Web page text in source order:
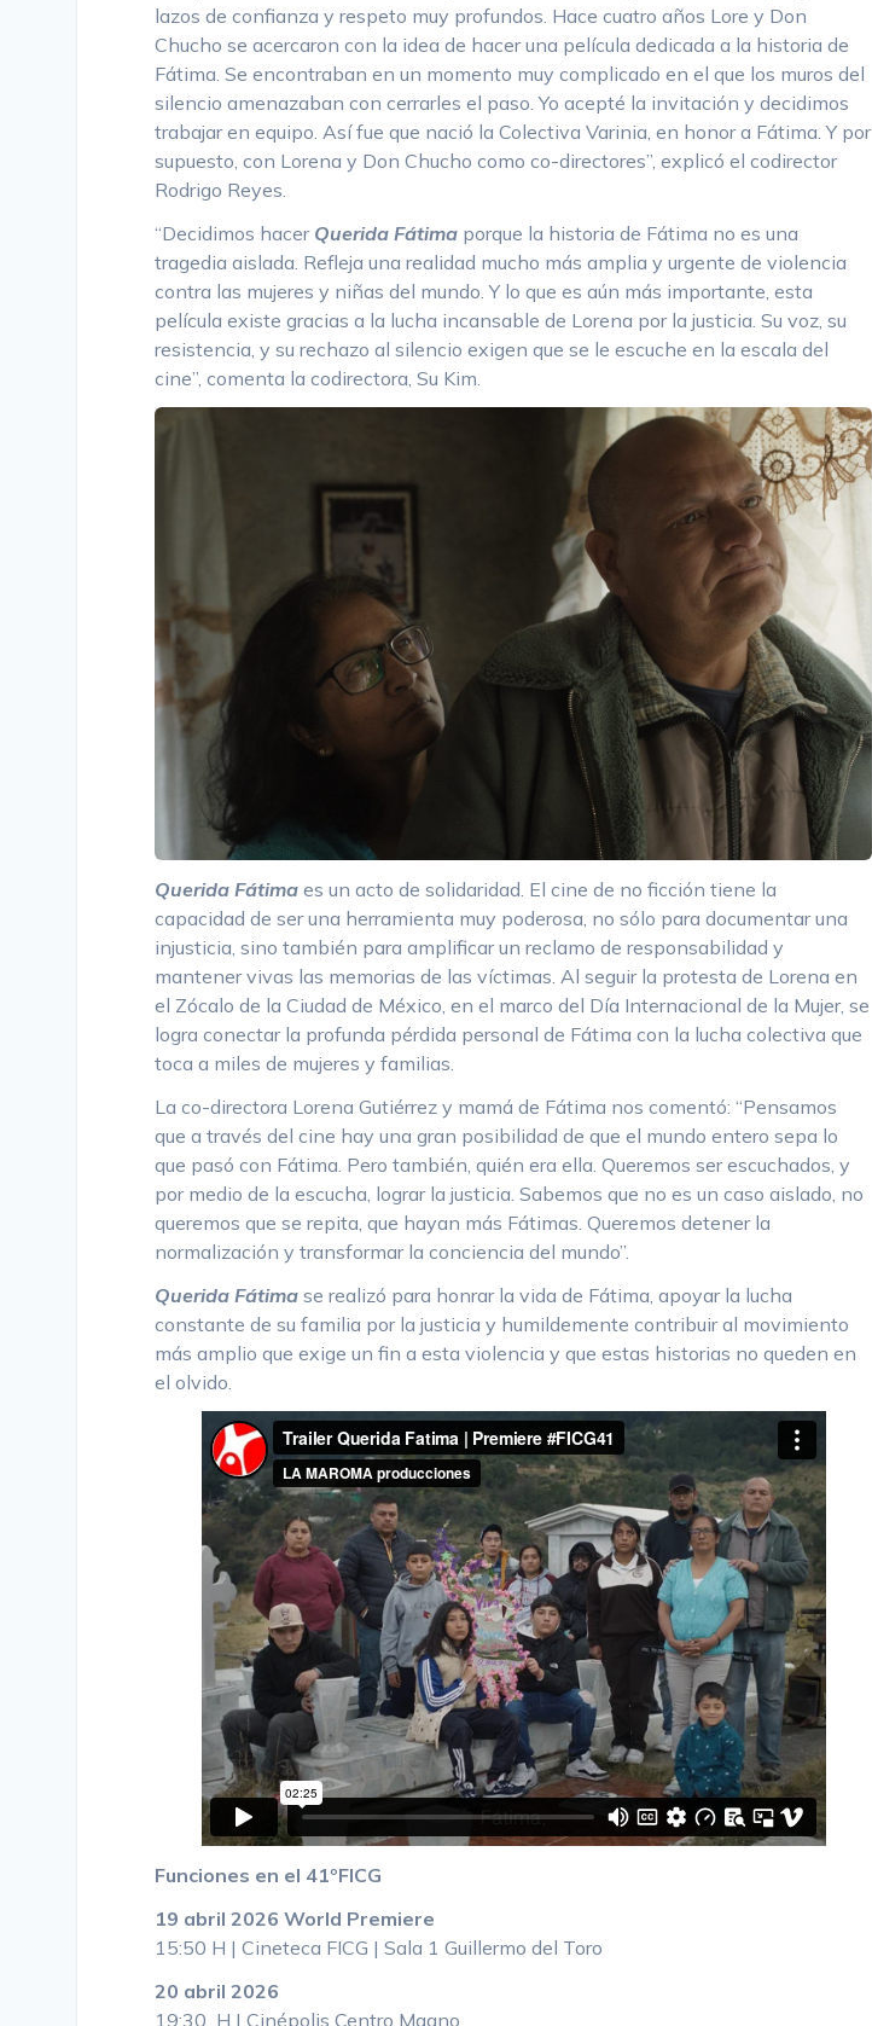
lazos de confianza y respeto muy profundos. Hace cuatro años Lore y Don
Chucho se acercaron con la idea de hacer una película dedicada a la historia de
Fátima. Se encontraban en un momento muy complicado en el que los muros del
silencio amenazaban con cerrarles el paso. Yo acepté la invitación y decidimos
trabajar en equipo. Así fue que nació la Colectiva Varinia, en honor a Fátima. Y por
supuesto, con Lorena y Don Chucho como co-directores”, explicó el codirector
Rodrigo Reyes.
“Decidimos hacer Querida Fátima porque la historia de Fátima no es una
tragedia aislada. Refleja una realidad mucho más amplia y urgente de violencia
contra las mujeres y niñas del mundo. Y lo que es aún más importante, esta
película existe gracias a la lucha incansable de Lorena por la justicia. Su voz, su
resistencia, y su rechazo al silencio exigen que se le escuche en la escala del
cine”, comenta la codirectora, Su Kim.
Querida Fátima es un acto de solidaridad. El cine de no ficción tiene la
capacidad de ser una herramienta muy poderosa, no sólo para documentar una
injusticia, sino también para amplificar un reclamo de responsabilidad y
mantener vivas las memorias de las víctimas. Al seguir la protesta de Lorena en
el Zócalo de la Ciudad de México, en el marco del Día Internacional de la Mujer, se
logra conectar la profunda pérdida personal de Fátima con la lucha colectiva que
toca a miles de mujeres y familias.
La co-directora Lorena Gutiérrez y mamá de Fátima nos comentó: “Pensamos
que a través del cine hay una gran posibilidad de que el mundo entero sepa lo
que pasó con Fátima. Pero también, quién era ella. Queremos ser escuchados, y
por medio de la escucha, lograr la justicia. Sabemos que no es un caso aislado, no
queremos que se repita, que hayan más Fátimas. Queremos detener la
normalización y transformar la conciencia del mundo”.
Querida Fátima se realizó para honrar la vida de Fátima, apoyar la lucha
constante de su familia por la justicia y humildemente contribuir al movimiento
más amplio que exige un fin a esta violencia y que estas historias no queden en
el olvido.
Funciones en el 41ºFICG
19 abril 2026 World Premiere
15:50 H | Cineteca FICG | Sala 1 Guillermo del Toro
20 abril 2026
19:30 H | Cinépolis Centro Magno